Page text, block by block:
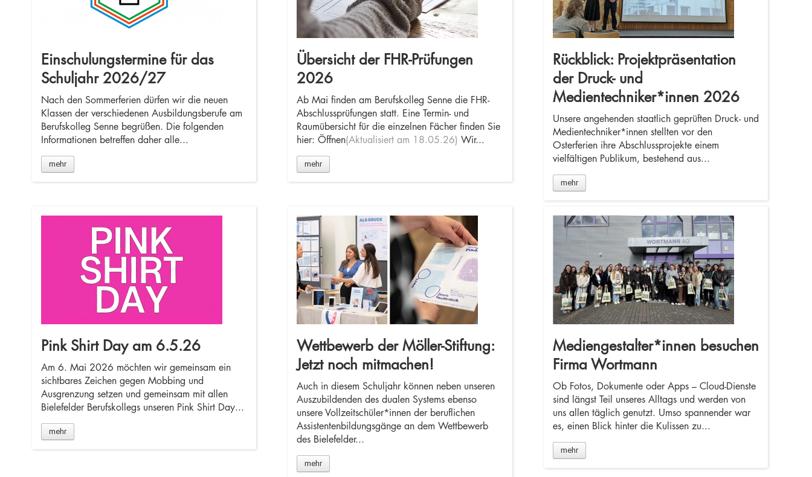
Einschulungstermine für das
Schuljahr 2026/27
Nach den Sommerferien dürfen wir die neuen
Klassen der verschiedenen Ausbildungsberufe am
Berufskolleg Senne begrüßen. Die folgenden
Informationen betreffen daher alle...
mehr
Übersicht der FHR-Prüfungen
2026
Ab Mai finden am Berufskolleg Senne die FHR-
Abschlussprüfungen statt. Eine Termin- und
Raumübersicht für die einzelnen Fächer finden Sie
hier: Öffnen(Aktualisiert am 18.05.26) Wir...
mehr
Rückblick: Projektpräsentation
der Druck- und
Medientechniker*innen 2026
Unsere angehenden staatlich geprüften Druck- und
Medientechniker*innen stellten vor den
Osterferien ihre Abschlussprojekte einem
vielfältigen Publikum, bestehend aus...
mehr
Pink Shirt Day am 6.5.26
Am 6. Mai 2026 möchten wir gemeinsam ein
sichtbares Zeichen gegen Mobbing und
Ausgrenzung setzen und gemeinsam mit allen
Bielefelder Berufskollegs unseren Pink Shirt Day...
mehr
Wettbewerb der Möller-Stiftung:
Jetzt noch mitmachen!
Auch in diesem Schuljahr können neben unseren
Auszubildenden des dualen Systems ebenso
unsere Vollzeitschüler*innen der beruflichen
Assistentenbildungsgänge an dem Wettbewerb
des Bielefelder...
mehr
Mediengestalter*innen besuchen
Firma Wortmann
Ob Fotos, Dokumente oder Apps – Cloud-Dienste
sind längst Teil unseres Alltags und werden von
uns allen täglich genutzt. Umso spannender war
es, einen Blick hinter die Kulissen zu...
mehr